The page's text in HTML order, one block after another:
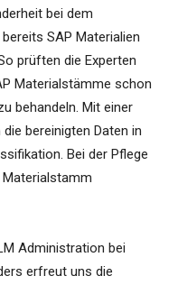
bei dem
SAP Materialien
prüften die Experten
Materialstämme schon
behandeln. Mit einer
bereinigten Daten in
Bei der Pflege
Administration bei
erfreut uns die